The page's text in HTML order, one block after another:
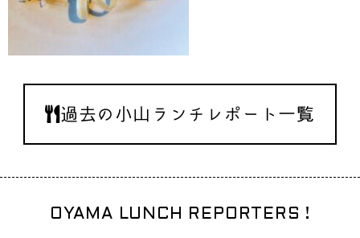
過去の小山ランチレポート一覧
OYAMA LUNCH REPORTERS !